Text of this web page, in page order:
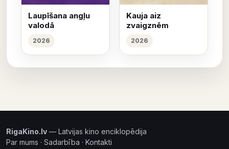
Laupīšana angļu
valodā
2026
Kauja aiz
zvaigznēm
2026
RigaKino.lv — Latvijas kino enciklopēdija
Par mums · Sadarbība · Kontakti